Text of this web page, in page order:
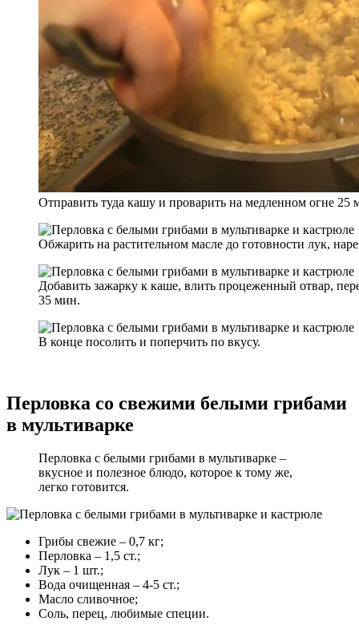
Отправить туда кашу и проварить на медленном огне 25
Обжарить на растительном масле до готовности лук,
Добавить зажарку к каше, влить процеженный отвар,
35 мин.
В конце посолить и поперчить по вкусу.
Перловка со свежими белыми грибами
в мультиварке
Перловка с белыми грибами в мультиварке –
вкусное и полезное блюдо, которое к тому же,
легко готовится.
Грибы свежие – 0,7 кг;
Перловка – 1,5 ст.;
Лук – 1 шт.;
Вода очищенная – 4-5 ст.;
Масло сливочное;
Соль, перец, любимые специи.